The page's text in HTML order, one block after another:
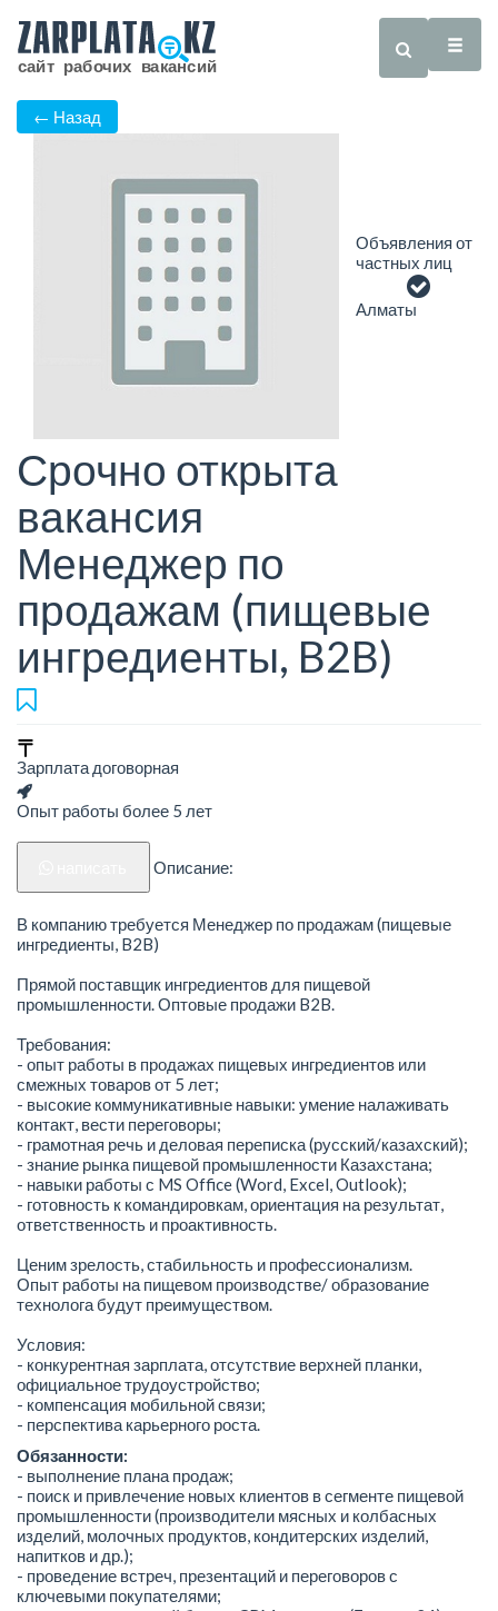
← Назад
Объявления от
частных лиц
Алматы
Срочно открыта
вакансия
Менеджер по
продажам (пищевые
ингредиенты, B2B)
Зарплата договорная
Опыт работы более 5 лет
Описание:
В компанию требуется Менеджер по продажам (пищевые
ингредиенты, B2B)
Прямой поставщик ингредиентов для пищевой
промышленности. Оптовые продажи B2B.
Требования:
- опыт работы в продажах пищевых ингредиентов или
смежных товаров от 5 лет;
- высокие коммуникативные навыки: умение налаживать
контакт, вести переговоры;
- грамотная речь и деловая переписка (русский/казахский);
- знание рынка пищевой промышленности Казахстана;
- навыки работы с MS Office (Word, Excel, Outlook);
- готовность к командировкам, ориентация на результат,
ответственность и проактивность.
Ценим зрелость, стабильность и профессионализм.
Опыт работы на пищевом производстве/ образование
технолога будут преимуществом.
Условия:
- конкурентная зарплата, отсутствие верхней планки,
официальное трудоустройство;
- компенсация мобильной связи;
- перспектива карьерного роста.
Обязанности:
- выполнение плана продаж;
- поиск и привлечение новых клиентов в сегменте пищевой
промышленности (производители мясных и колбасных
изделий, молочных продуктов, кондитерских изделий,
напитков и др.);
- проведение встреч, презентаций и переговоров с
ключевыми покупателями;